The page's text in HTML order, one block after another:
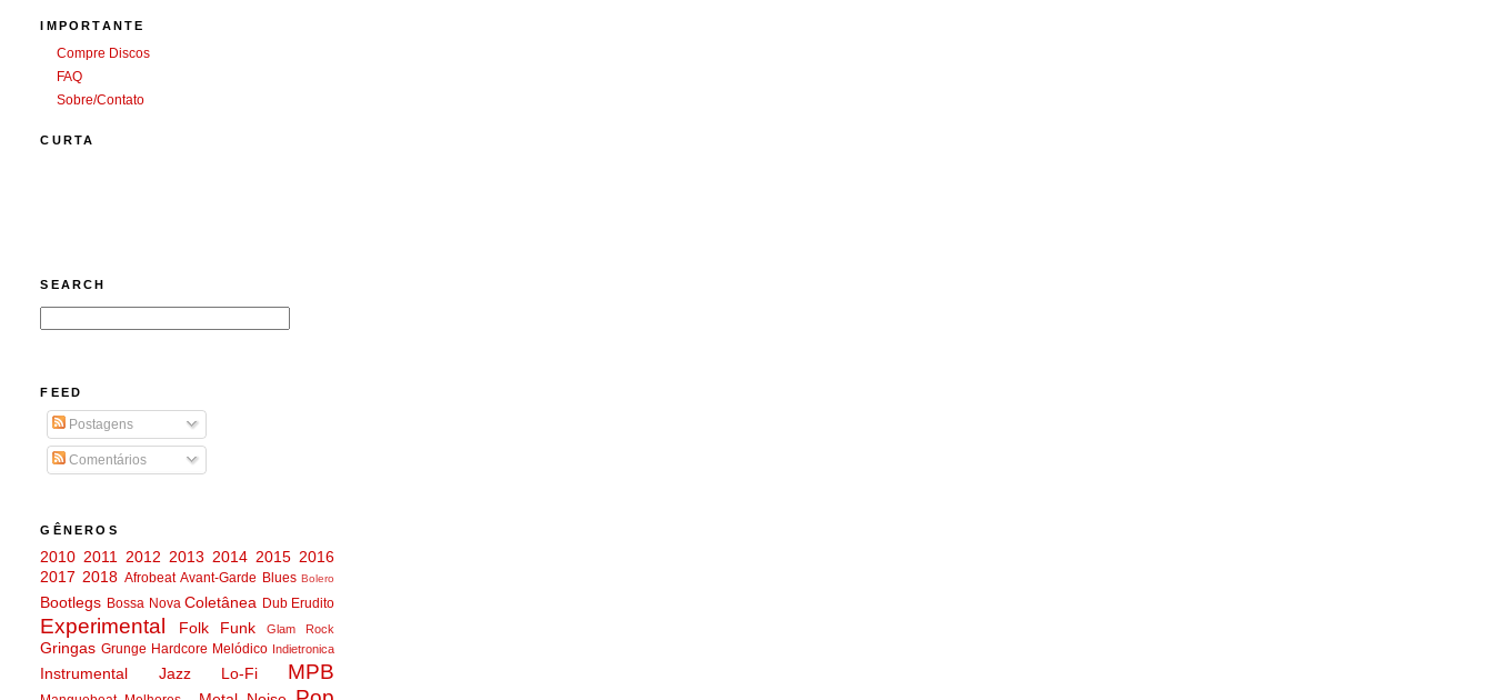
IMPORTANTE
Compre Discos
FAQ
Sobre/Contato
CURTA
SEARCH
FEED
Postagens
Comentários
GÊNEROS
2010 2011 2012 2013 2014 2015 2016
2017 2018 Afrobeat Avant-Garde Blues Bolero
Bootlegs Bossa Nova Coletânea Dub Erudito
Experimental Folk Funk Glam Rock
Gringas Grunge Hardcore Melódico Indietronica
Instrumental Jazz Lo-Fi MPB